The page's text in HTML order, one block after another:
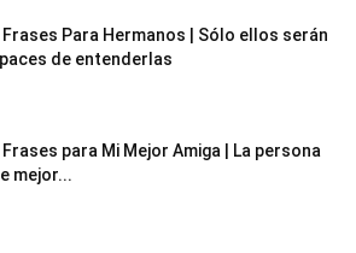
Frases Para Hermanos | Sólo ellos serán
de entenderlas
Frases para Mi Mejor Amiga | La persona
mejor...